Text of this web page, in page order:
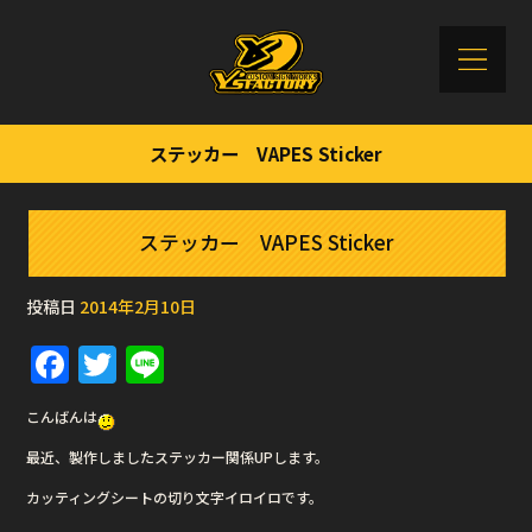
ステッカー VAPES Sticker
ステッカー VAPES Sticker
投稿日 2014年2月10日
F
a
c
e
b
T
w
it
te
r
e
こんばんは
最近、製作しましたステッカー関係UPします。
カッティングシートの切り文字イロイロです。